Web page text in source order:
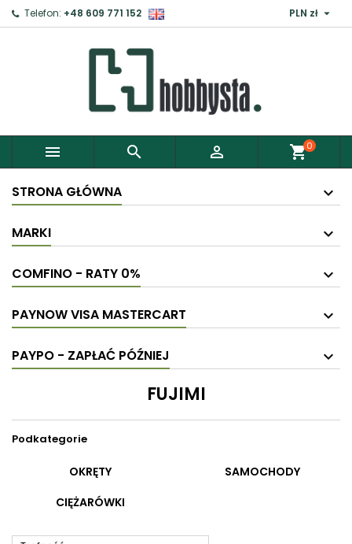
Telefon: +48 609 771 152 PLN zł 
   shopping_cart0
STRONA GŁÓWNA
MARKI
COMFINO - RATY 0%
PAYNOW VISA MASTERCART
PAYPO - ZAPŁAĆ PÓŹNIEJ
FUJIMI
Podkategorie
OKRĘTY
SAMOCHODY
CIĘŻARÓWKI
Zaloguj ×
Aby zapisać produkty do Schowka, musisz się
Anuluj Zaloguj